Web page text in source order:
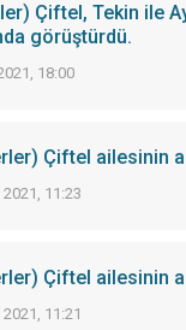
Çiftel, Tekin ile
görüştürdü.
18:00
Çiftel ailesinin
2021, 11:23
Çiftel ailesinin
2021, 11:21